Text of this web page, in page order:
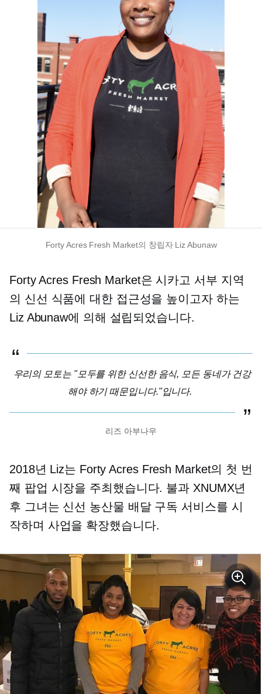
Forty Acres Fresh Market의 창립자 Liz Abunaw
Forty Acres Fresh Market은 시카고 서부 지역
의 신선 식품에 대한 접근성을 높이고자 하는
Liz Abunaw에 의해 설립되었습니다.
우리의 모토는 "모두를 위한 신선한 음식, 모든 동네가 건강
해야 하기 때문입니다."입니다.
리즈 아부나우
2018년 Liz는 Forty Acres Fresh Market의 첫 번
째 팝업 시장을 주최했습니다. 불과 XNUMX년
후 그녀는 신선 농산물 배달 구독 서비스를 시
작하며 사업을 확장했습니다.